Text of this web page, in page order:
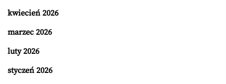
kwiecień 2026
marzec 2026
luty 2026
styczeń 2026